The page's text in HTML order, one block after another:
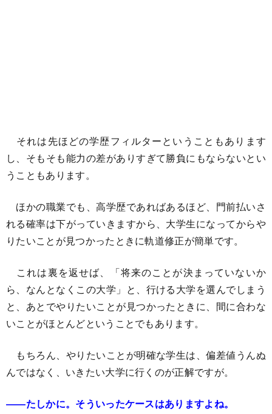
それは先ほどの学歴フィルターということもあります
し、そもそも能力の差がありすぎて勝負にもならないとい
うこともあります。
ほかの職業でも、高学歴であればあるほど、門前払いさ
れる確率は下がっていきますから、大学生になってからや
りたいことが見つかったときに軌道修正が簡単です。
これは裏を返せば、「将来のことが決まっていないか
ら、なんとなくこの大学」と、行ける大学を選んでしまう
と、あとでやりたいことが見つかったときに、間に合わな
いことがほとんどということでもあります。
もちろん、やりたいことが明確な学生は、偏差値うんぬ
んではなく、いきたい大学に行くのが正解ですが。
――たしかに。そういったケースはありますよね。